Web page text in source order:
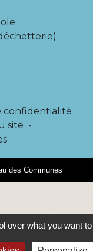
confidentialité
site -
des Communes
over what you want to